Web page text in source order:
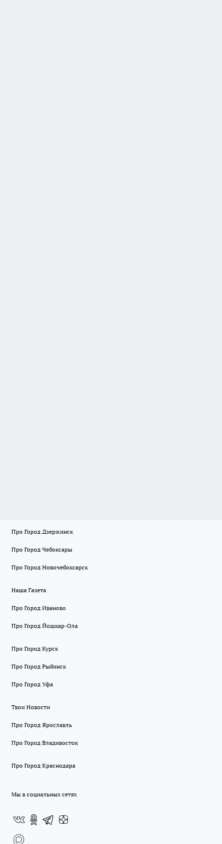
Про Город Дзержинск
Про Город Чебоксары
Про Город Новочебоксарск
Наша Газета
Про Город Иваново
Про Город Йошкар-Ола
Про Город Курск
Про Город Рыбинск
Про Город Уфа
Твои Новости
Про Город Ярославль
Про Город Владивосток
Про Город Краснодара
Мы в социальных сетях